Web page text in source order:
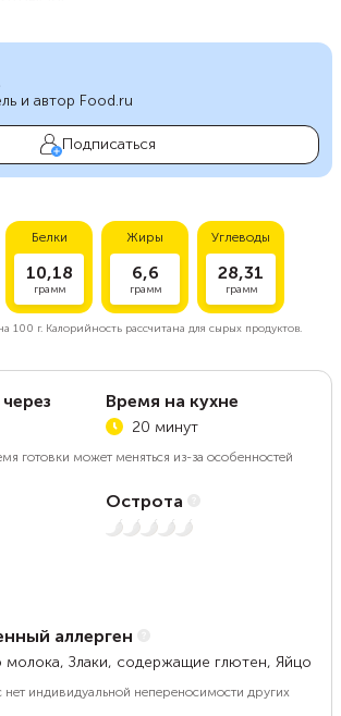
и автор Food.ru
Подписаться
Белки
10,18
грамм
Жиры
6,6
грамм
Углеводы
28,31
грамм
100 г.Калорийность рассчитана для сырых продуктов.
Время на кухне
20 минут
готовки может меняться из-за особенностей
Острота
Нет остроты
аллерген
молока, Злаки, содержащие глютен, Яйцо
нет индивидуальной непереносимости других